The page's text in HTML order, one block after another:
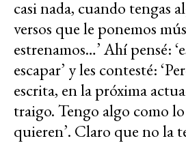
casi nada, cuando tengas
versos que le ponemos
estrenamos…’ Ahí pensé:
escapar’ y les contesté:
escrita, en la próxima
traigo. Tengo algo como
quieren’. Claro que no la